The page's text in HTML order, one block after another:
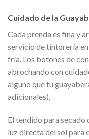
Cuidado de la
Cada prenda es fina y
servicio de tintorería en
fría. Los botones de
abrochando con
alguno que tu
adicionales).
El tendido para secado
luz directa del sol para